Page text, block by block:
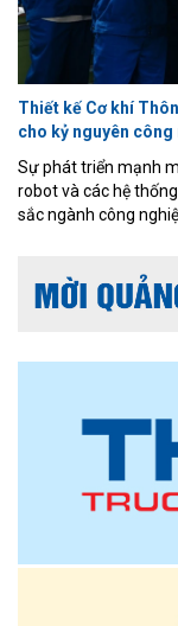
Thiết kế Cơ khí
cho kỷ nguyên công
Sự phát triển mạnh
robot và các hệ
sắc ngành công
xây dựng theo định
truyền thống với các